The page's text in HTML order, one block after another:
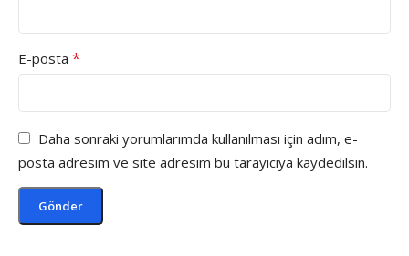
E-posta *
Daha sonraki yorumlarımda kullanılması için adım, e-
posta adresim ve site adresim bu tarayıcıya kaydedilsin.